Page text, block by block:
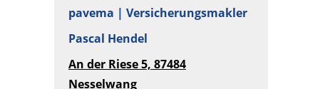
pavema | Versicherungsmakler
Pascal Hendel
An der Riese 5, 87484
Nesselwang